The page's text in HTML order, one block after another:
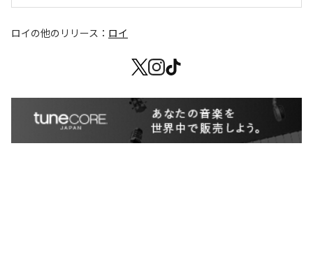
ロイの他のリリース： ロイ